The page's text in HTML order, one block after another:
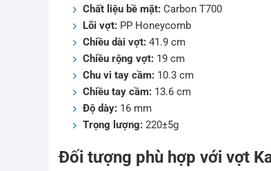
Chất liệu bề mặt: Carbon T700
Lõi vợt: PP Honeycomb
Chiều dài vợt: 41.9 cm
Chiều rộng vợt: 19 cm
Chu vi tay cầm: 10.3 cm
Chiều tay cầm: 13.6 cm
Độ dày: 16 mm
Trọng lượng: 220±5g
Đối tượng phù hợp với vợt